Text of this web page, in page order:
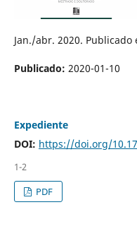
Jan./abr. 2020. Publicado
Publicado: 2020-01-10
Expediente
DOI: https://doi.org/
1-2
PDF